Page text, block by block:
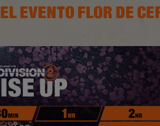
EVENTO FLOR DE